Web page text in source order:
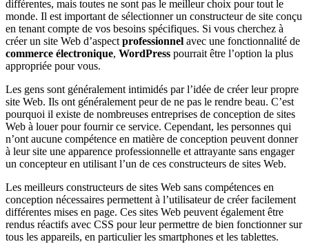
différentes, mais toutes ne sont pas le meilleur choix pour tout le
monde. Il est important de sélectionner un constructeur de site conçu
en tenant compte de vos besoins spécifiques. Si vous cherchez à
créer un site Web d’aspect professionnel avec une fonctionnalité de
commerce électronique, WordPress pourrait être l’option la plus
appropriée pour vous.
Les gens sont généralement intimidés par l’idée de créer leur propre
site Web. Ils ont généralement peur de ne pas le rendre beau. C’est
pourquoi il existe de nombreuses entreprises de conception de sites
Web à louer pour fournir ce service. Cependant, les personnes qui
n’ont aucune compétence en matière de conception peuvent donner
à leur site une apparence professionnelle et attrayante sans engager
un concepteur en utilisant l’un de ces constructeurs de sites Web.
Les meilleurs constructeurs de sites Web sans compétences en
conception nécessaires permettent à l’utilisateur de créer facilement
différentes mises en page. Ces sites Web peuvent également être
rendus réactifs avec CSS pour leur permettre de bien fonctionner sur
tous les appareils, en particulier les smartphones et les tablettes.